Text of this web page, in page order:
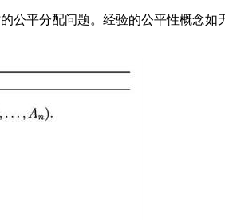
分配问题。经验的公平性概念如